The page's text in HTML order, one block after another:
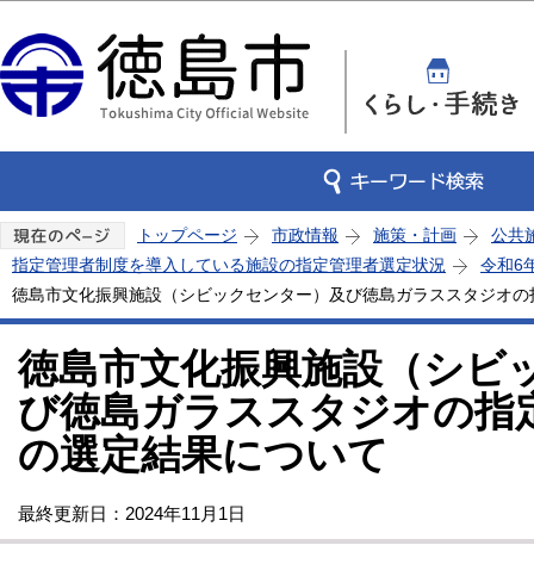
トップページ 市政情報 施策・計画
公共
指定管理者制度を導入している施設の指定管理者選定状況
令和6
徳島市文化振興施設（シビックセンター）及び徳島ガラススタジオ
徳島市文化振興施設（シビ
び徳島ガラススタジオの指
の選定結果について
最終更新日：2024年11月1日